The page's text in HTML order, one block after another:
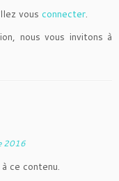
vous connecter.
nous vous invitons à
2016
ce contenu.